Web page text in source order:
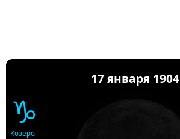
17 января 1904
♑
Козерог